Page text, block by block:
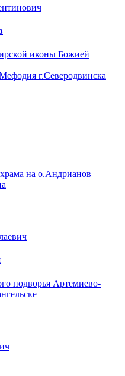
иконы Божией
г.Северодвинска
храма на о.Андрианов
подворья Артемиево-